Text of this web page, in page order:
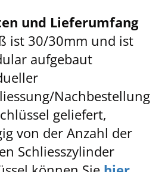
und Lieferumfang
ist 30/30mm und ist
aufgebaut
Nachbestellung
geliefert,
von der Anzahl der
Schliesszylinder